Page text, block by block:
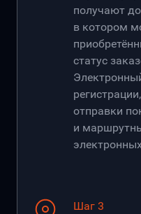
получают
в котором
статус
отправки
и
Шаг 3